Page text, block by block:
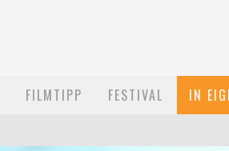
FILMTIPP FESTIVAL IN